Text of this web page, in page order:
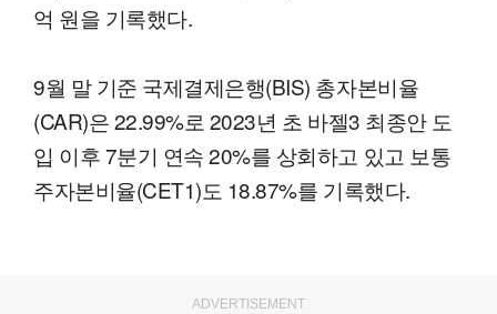
억 원을 기록했다.
9월 말 기준 국제결제은행(BIS) 총자본비율
(CAR)은 22.99%로 2023년 초 바젤3 최종안 도
입 이후 7분기 연속 20%를 상회하고 있고 보통
주자본비율(CET1)도 18.87%를 기록했다.
ADVERTISEMENT